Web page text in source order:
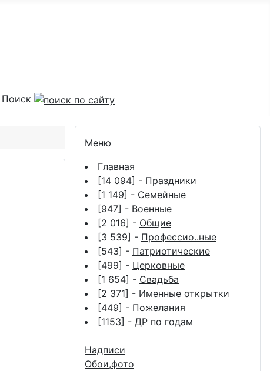
Поиск
Меню
Главная
[14 094] - Праздники
[1 149] - Семейные
[947] - Военные
[2 016] - Общие
[3 539] - Профессио..ные
[543] - Патриотические
[499] - Церковные
[1 654] - Свадьба
[2 371] - Именные открытки
[449] - Пожелания
[1153] - ДР по годам
Надписи
Обои,фото